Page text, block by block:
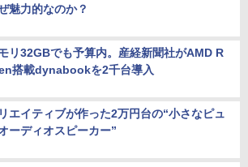
魅力的なのか？
リ32GBでも予算内。産経新聞社がAMD R
搭載dynabookを2千台導入
エイティブが作った2万円台の“小さなピュ
ーディオスピーカー”